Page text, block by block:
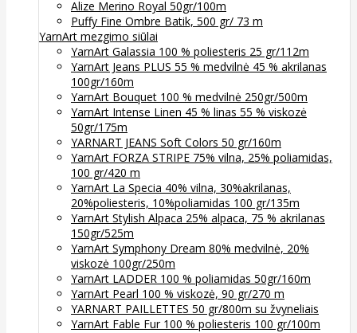
Alize Merino Royal 50gr/100m
Puffy Fine Ombre Batik, 500 gr/ 73 m
YarnArt mezgimo siūlai
YarnArt Galassia 100 % poliesteris 25 gr/112m
YarnArt Jeans PLUS 55 % medvilnė 45 % akrilanas
100gr/160m
YarnArt Bouquet 100 % medvilnė 250gr/500m
YarnArt Intense Linen 45 % linas 55 % viskozė
50gr/175m
YARNART JEANS Soft Colors 50 gr/160m
YarnArt FORZA STRIPE 75% vilna, 25% poliamidas,
100 gr/420 m
YarnArt La Specia 40% vilna, 30%akrilanas,
20%poliesteris, 10%poliamidas 100 gr/135m
YarnArt Stylish Alpaca 25% alpaca, 75 % akrilanas
150gr/525m
YarnArt Symphony Dream 80% medvilnė, 20%
viskozė 100gr/250m
YarnArt LADDER 100 % poliamidas 50gr/160m
YarnArt Pearl 100 % viskozė, 90 gr/270 m
YARNART PAILLETTES 50 gr/800m su žvyneliais
YarnArt Fable Fur 100 % poliesteris 100 gr/100m